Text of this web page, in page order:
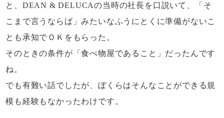
と、 DEAN & DELUCAの当時の社長を口説いて、
「そ
こまで言うならば」みたいなふうに とくに準備がないこ
とも承知でＯＫをもらった。
そのときの条件が 「食べ物屋であること」だったんです
ね。
でも有難い話でしたが、ぼくらはそんなことができる規
模も経験も なかったわけです。